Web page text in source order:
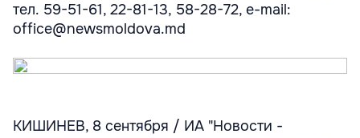
тел. 59-51-61, 22-81-13, 58-28-72, e-mail:
office@newsmoldova.md
КИШИНЕВ, 8 сентября / ИА "Новости -